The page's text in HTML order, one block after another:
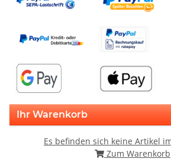
Ihr Warenkorb
Es befinden sich keine Artikel
Zum Warenkorb